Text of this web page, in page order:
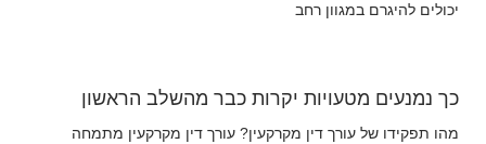
יכולים להיגרם במגוון רחב
כך נמנעים מטעויות יקרות כבר מהשלב הראשון
מהו תפקידו של עורך דין מקרקעין? עורך דין מקרקעין מתמחה